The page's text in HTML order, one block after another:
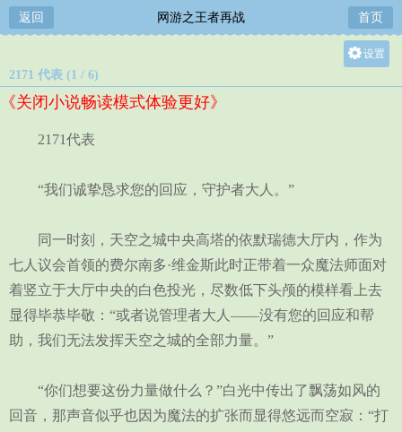
返回 网游之王者再战 首页
设置
2171 代表 (1 / 6)
《关闭小说畅读模式体验更好》
2171代表
“我们诚挚恳求您的回应，守护者大人。”
同一时刻，天空之城中央高塔的依默瑞德大厅内，作为
七人议会首领的费尔南多·维金斯此时正带着一众魔法师面对
着竖立于大厅中央的白色投光，尽数低下头颅的模样看上去
显得毕恭毕敬：“或者说管理者大人——没有您的回应和帮
助，我们无法发挥天空之城的全部力量。”
“你们想要这份力量做什么？”白光中传出了飘荡如风的
回音，那声音似乎也因为魔法的扩张而显得悠远而空寂：“打